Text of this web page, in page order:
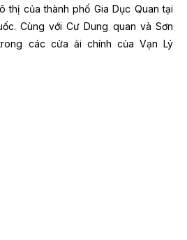
thị của thành phố Gia Dục Quan tại
Cùng với Cư Dung quan và Sơn
các cửa ải chính của Vạn Lý